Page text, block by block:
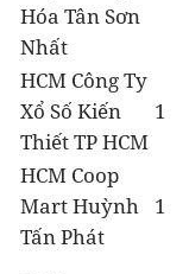
Hóa Tân Sơn
Nhất
HCM Công Ty
Xổ Số Kiến
Thiết TP HCM
1
HCM Coop
Mart Huỳnh
Tấn Phát
1